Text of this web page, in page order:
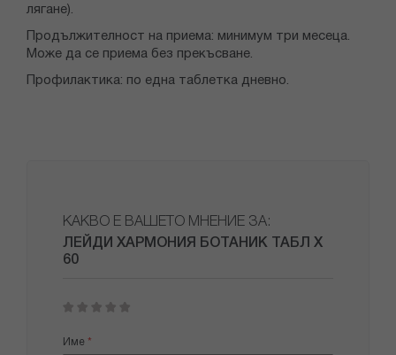
лягане).
Продължителност на приема: минимум три месеца.
Може да се приема без прекъсване.
Профилактика: по една таблетка дневно.
КАКВО Е ВАШЕТО МНЕНИЕ ЗА:
ЛЕЙДИ ХАРМОНИЯ БОТАНИК ТАБЛ Х
60
star
stars
stars
stars
stars
Име